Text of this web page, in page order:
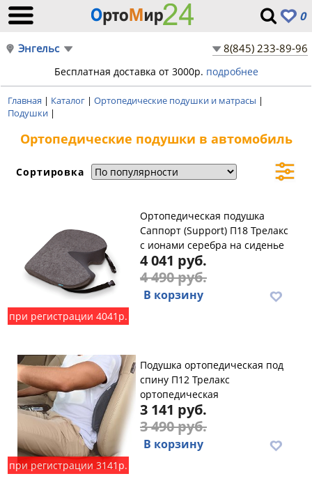
0
Энгельс 8(845) 233-89-96
Бесплатная доставка от 3000р. подробнее
Главная | Каталог | Ортопедические подушки и матрасы |
Подушки |
Ортопедические подушки в автомобиль
Сортировка
при регистрации 4041р.
Ортопедическая подушка
Саппорт (Support) П18 Трелакс
с ионами серебра на сиденье
4 041 руб.
4 490 руб.
В корзину
при регистрации 3141р.
Подушка ортопедическая под
спину П12 Трелакс
ортопедическая
3 141 руб.
3 490 руб.
В корзину